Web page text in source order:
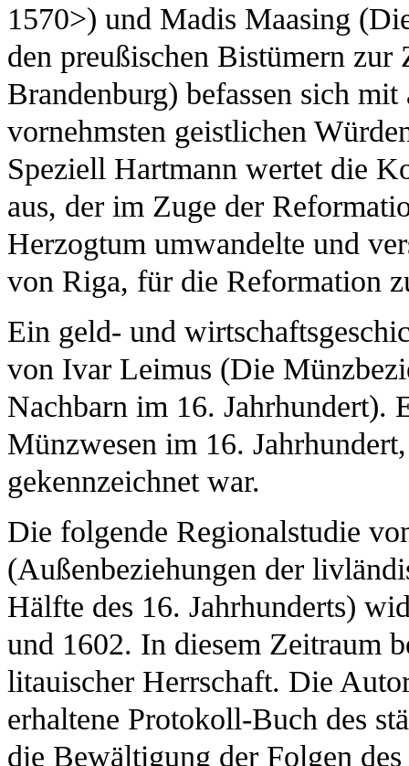
1570>) und Madis Maasing
den preußischen Bistümern
Brandenburg) befassen sich
vornehmsten geistlichen
Speziell Hartmann wertet die
aus, der im Zuge der
Herzogtum umwandelte und
von Riga, für die Reformation
Ein geld- und
von Ivar Leimus (Die
Nachbarn im 16. Jahrhundert).
Münzwesen im 16.
gekennzeichnet war.
Die folgende Regionalstudie
(Außenbeziehungen der
Hälfte des 16. Jahrhunderts)
und 1602. In diesem Zeitraum
litauischer Herrschaft. Die
erhaltene Protokoll-Buch des
die Bewältigung der Folgen